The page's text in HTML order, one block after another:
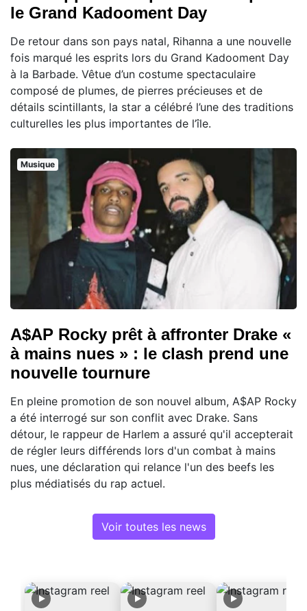
le Grand Kadooment Day
De retour dans son pays natal, Rihanna a une nouvelle
fois marqué les esprits lors du Grand Kadooment Day
à la Barbade. Vêtue d’un costume spectaculaire
composé de plumes, de pierres précieuses et de
détails scintillants, la star a célébré l’une des traditions
culturelles les plus importantes de l’île.
Musique
A$AP Rocky prêt à affronter Drake «
à mains nues » : le clash prend une
nouvelle tournure
En pleine promotion de son nouvel album, A$AP Rocky
a été interrogé sur son conflit avec Drake. Sans
détour, le rappeur de Harlem a assuré qu'il accepterait
de régler leurs différends lors d'un combat à mains
nues, une déclaration qui relance l'un des beefs les
plus médiatisés du rap actuel.
Voir toutes les news